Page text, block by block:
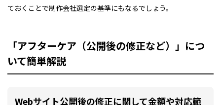
ておくことで制作会社選定の基準にもなるでしょう。
「アフターケア（公開後の修正など）」につ
いて簡単解説
Webサイト公開後の修正に関して金額や対応範